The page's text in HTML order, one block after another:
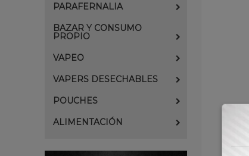
PARAFERNALIA
BAZAR Y CONSUMO
PROPIO
VAPEO
VAPERS DESECHABLES
POUCHES
ALIMENTACIÓN